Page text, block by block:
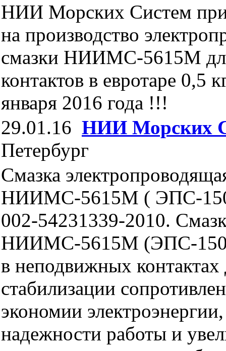
НИИ Морских Систем
на производство
смазки НИИМС-5615М
контактов в евротаре 0,5
января 2016 года !!!
29.01.16 НИИ Морских
Петербург
Смазка
НИИМС-5615М ( ЭПС-
002-54231339-2010.
НИИМС-5615М (ЭПС-
в неподвижных
стабилизации
экономии
надежности работы и